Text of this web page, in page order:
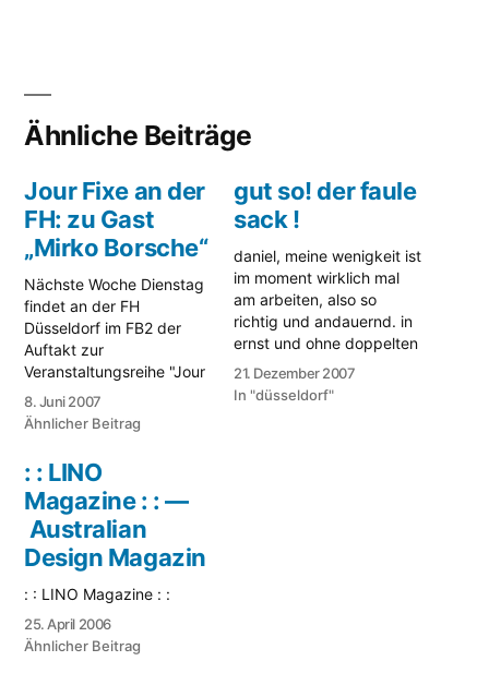
Ähnliche Beiträge
Jour Fixe an der
FH: zu Gast
„Mirko Borsche“
Nächste Woche Dienstag
findet an der FH
Düsseldorf im FB2 der
Auftakt zur
Veranstaltungsreihe "Jour
Fixe" statt. Zu Gast ist
Mirko Borsche, (ist/war)
Art Director (ua.) bei Start
Advertising,
Springer&Jacoby, jetzt-
magazin, neon-Magazin,
SZ-Magazin, sowie für
bulthaup international und
mini international. Das
Ganze wird von der
organsiert und ich bin…
8. Juni 2007
Ähnlicher Beitrag
gut so! der faule
sack !
daniel, meine wenigkeit ist
im moment wirklich mal
am arbeiten, also so
richtig und andauernd. in
ernst und ohne doppelten
boden. sowas nennt man
dann wohl diplomarbeit.
21. Dezember 2007
In "düsseldorf"
: : LINO
Magazine : : ––
Australian
Design Magazin
: : LINO Magazine : :
25. April 2006
Ähnlicher Beitrag